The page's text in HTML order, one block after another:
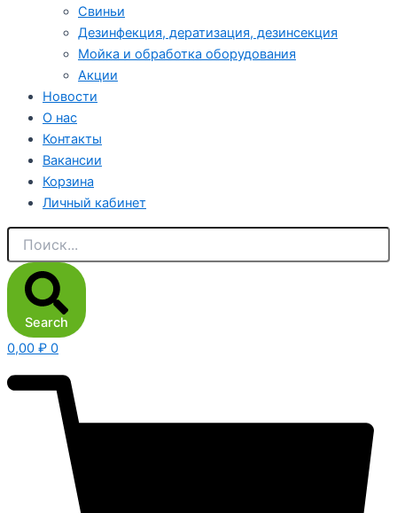
Свиньи
Дезинфекция, дератизация, дезинсекция
Мойка и обработка оборудования
Акции
Новости
О нас
Контакты
Вакансии
Корзина
Личный кабинет
Search
0,00 ₽ 0